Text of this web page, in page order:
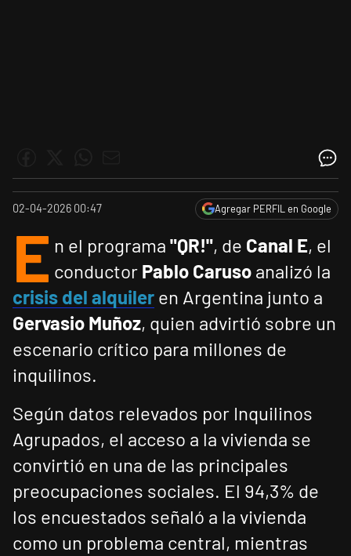
02-04-2026 00:47 Agregar PERFIL en Google
E n el programa "QR!", de Canal E, el
conductor Pablo Caruso analizó la
crisis del alquiler en Argentina junto a
Gervasio Muñoz, quien advirtió sobre un
escenario crítico para millones de
inquilinos.
Según datos relevados por Inquilinos
Agrupados, el acceso a la vivienda se
convirtió en una de las principales
preocupaciones sociales. El 94,3% de
los encuestados señaló a la vivienda
como un problema central, mientras